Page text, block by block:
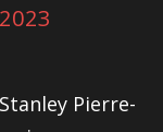
Pierre-